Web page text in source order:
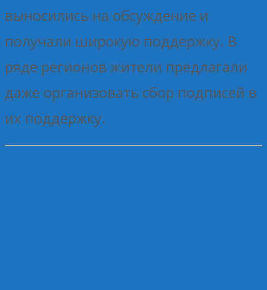
выносились на обсуждение и
получали широкую поддержку. В
ряде регионов жители предлагали
даже организовать сбор подписей в
их поддержку.